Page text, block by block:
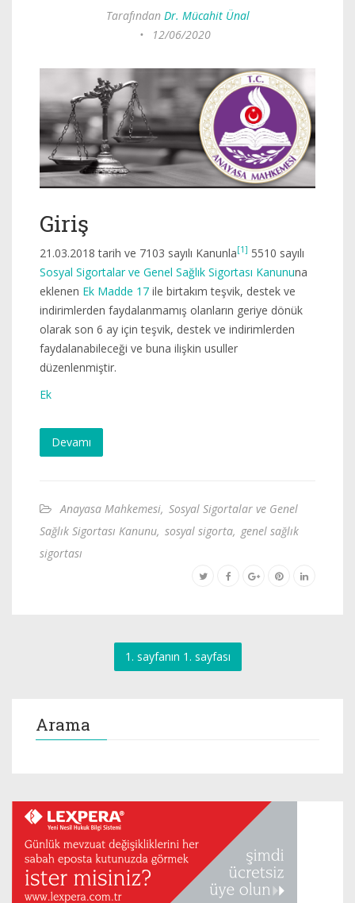
Tarafından Dr. Mücahit Ünal
•
12/06/2020
Giriş
21.03.2018 tarih ve 7103 sayılı Kanunla[1] 5510 sayılı
Sosyal Sigortalar ve Genel Sağlık Sigortası Kanununa
eklenen Ek Madde 17 ile birtakım teşvik, destek ve
indirimlerden faydalanmamış olanların geriye dönük
olarak son 6 ay için teşvik, destek ve indirimlerden
faydalanabileceği ve buna ilişkin usuller
düzenlenmiştir.
Ek
Devamı
Anayasa Mahkemesi, Sosyal Sigortalar ve Genel
Sağlık Sigortası Kanunu, sosyal sigorta, genel sağlık
sigortası
1. sayfanın 1. sayfası
Arama